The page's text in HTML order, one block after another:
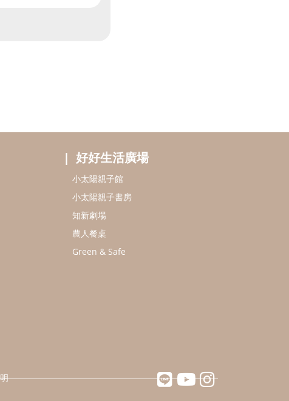
好好生活廣場
小太陽親子館
小太陽親子書房
知新劇場
農人餐桌
Green & Safe